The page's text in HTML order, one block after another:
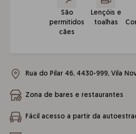
São
permitidos
cães
Lençóis e
toalhas
Rua do Pilar 46, 4430-999, Vila
Zona de bares e restaurantes
Fácil acesso a partir da